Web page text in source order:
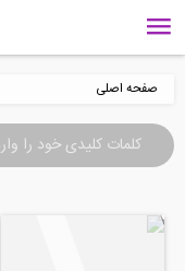
صفحه اصلی